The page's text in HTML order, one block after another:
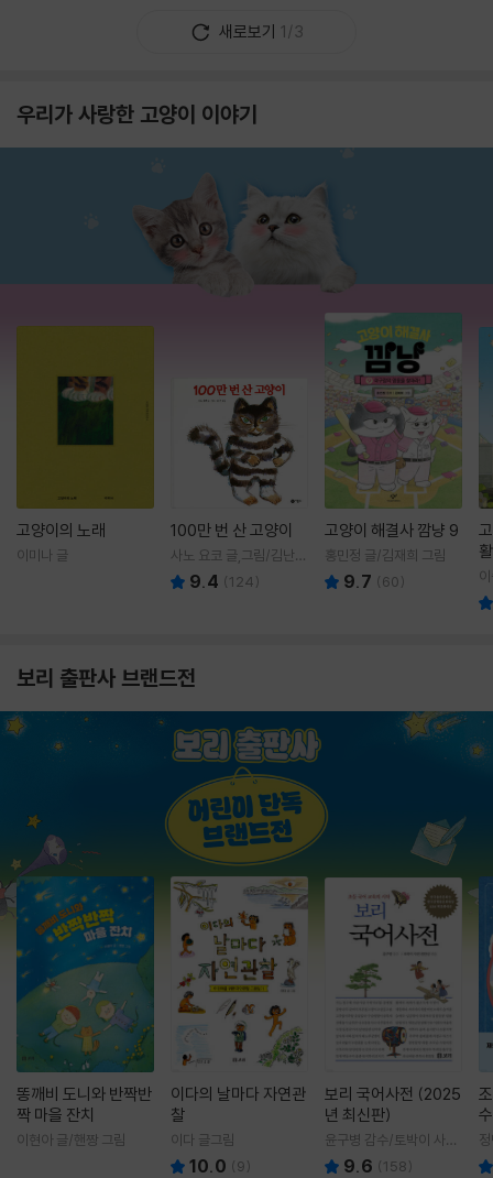
새로보기 1/3
우리가 사랑한 고양이 이야기
고양이의 노래
이미나 글
100만 번 산 고양이
사노 요코 글,그림/김난주
역 9.4 (124)
고양이 해결사 깜냥 9
홍민정 글/김재희 그림
9.7 (60)
보리 출판사 브랜드전
똥깨비 도니와 반짝반
짝 마을 잔치
이현아 글/핸짱 그림
이다의 날마다 자연관
찰
이다 글그림
10.0 (9)
보리 국어사전 (2025
년 최신판)
윤구병 감수/토박이 사전
편찬실 편
9.6 (158)